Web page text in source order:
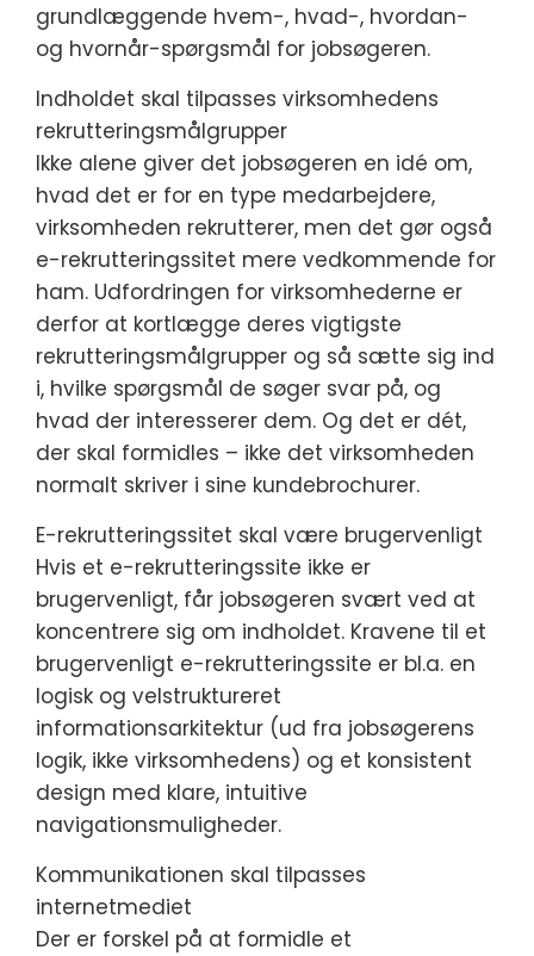
grundlæggende hvem-, hvad-, hvordan-
og hvornår-spørgsmål for jobsøgeren.
Indholdet skal tilpasses virksomhedens
rekrutteringsmålgrupper
Ikke alene giver det jobsøgeren en idé om,
hvad det er for en type medarbejdere,
virksomheden rekrutterer, men det gør også
e-rekrutteringssitet mere vedkommende for
ham. Udfordringen for virksomhederne er
derfor at kortlægge deres vigtigste
rekrutteringsmålgrupper og så sætte sig ind
i, hvilke spørgsmål de søger svar på, og
hvad der interesserer dem. Og det er dét,
der skal formidles – ikke det virksomheden
normalt skriver i sine kundebrochurer.
E-rekrutteringssitet skal være brugervenligt
Hvis et e-rekrutteringssite ikke er
brugervenligt, får jobsøgeren svært ved at
koncentrere sig om indholdet. Kravene til et
brugervenligt e-rekrutteringssite er bl.a. en
logisk og velstruktureret
informationsarkitektur (ud fra jobsøgerens
logik, ikke virksomhedens) og et konsistent
design med klare, intuitive
navigationsmuligheder.
Kommunikationen skal tilpasses
internetmediet
Der er forskel på at formidle et